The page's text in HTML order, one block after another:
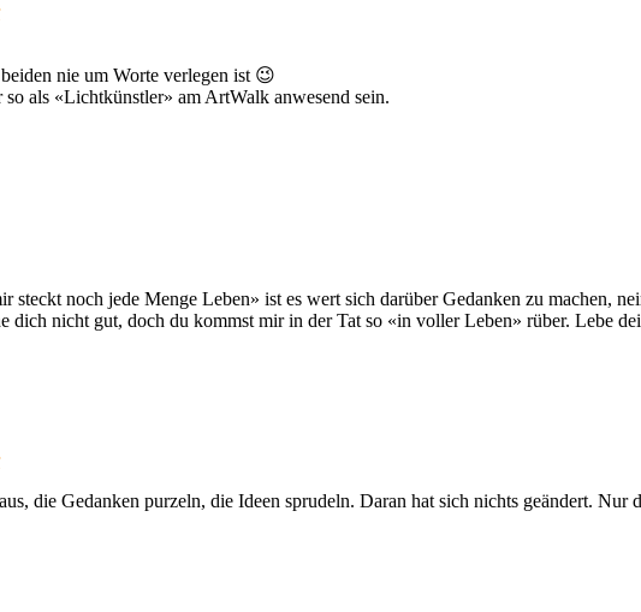
nie um Worte verlegen ist 😉
als «Lichtkünstler» am ArtWalk anwesend sein.
steckt noch jede Menge Leben» ist es wert sich darüber Gedanken zu machen,
dich nicht gut, doch du kommst mir in der Tat so «in voller Leben» rüber. Lebe
die Gedanken purzeln, die Ideen sprudeln. Daran hat sich nichts geändert.